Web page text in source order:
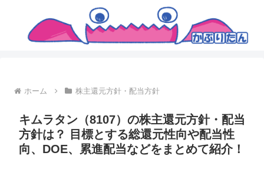
ホーム 株主還元方針・配当方針
キムラタン（8107）の株主還元方針・配当
方針は？ 目標とする総還元性向や配当性
向、DOE、累進配当などをまとめて紹介！